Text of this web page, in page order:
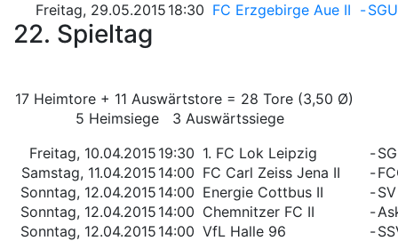
Freitag, 29.05.2015 18:30 FC Erzgebirge Aue II -
22. Spieltag
17 Heimtore + 11 Auswärtstore = 28 Tore (3,50 Ø)
5 Heimsiege 3 Auswärtssiege
Freitag, 10.04.2015 19:30 1. FC Lok Leipzig -
Samstag, 11.04.2015 14:00 FC Carl Zeiss Jena II -
Sonntag, 12.04.2015 14:00 Energie Cottbus II -
Sonntag, 12.04.2015 14:00 Chemnitzer FC II -
Sonntag, 12.04.2015 14:00 VfL Halle 96 -